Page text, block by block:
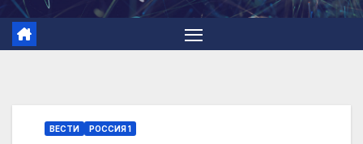
ВЕСТИ РОССИЯ 1